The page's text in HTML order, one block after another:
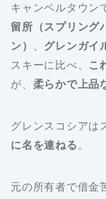
キャンベルタウン
留所（スプリング
ン）
グレンガイ
スキーに比べ、 こ
が、 柔らかで上品
グレンスコシアは
に名を連ねる 。
元の所有者で借金